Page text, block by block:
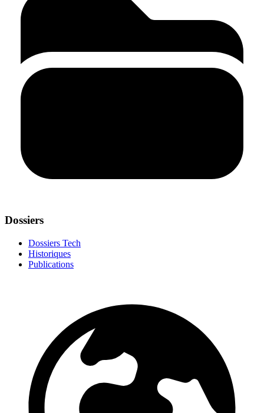
Dossiers
Dossiers Tech
Historiques
Publications